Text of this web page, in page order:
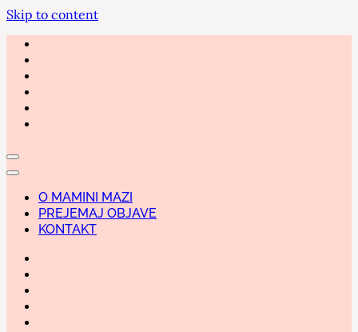
Skip to content
O MAMINI MAZI
PREJEMAJ OBJAVE
KONTAKT